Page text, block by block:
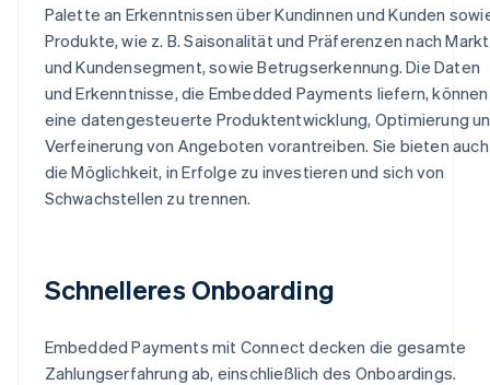
Palette an Erkenntnissen über Kundinnen und Kunden
Produkte, wie z. B. Saisonalität und Präferenzen nach Markt
und Kundensegment, sowie Betrugserkennung. Die Daten
und Erkenntnisse, die Embedded Payments liefern, können
eine datengesteuerte Produktentwicklung, Optimierung
Verfeinerung von Angeboten vorantreiben. Sie bieten auch
die Möglichkeit, in Erfolge zu investieren und sich von
Schwachstellen zu trennen.
Schnelleres Onboarding
Embedded Payments mit Connect decken die gesamte
Zahlungserfahrung ab, einschließlich des Onboardings.